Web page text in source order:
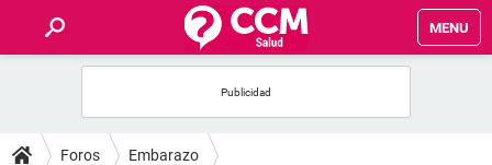
MENU
FOROS
Foros Embarazo